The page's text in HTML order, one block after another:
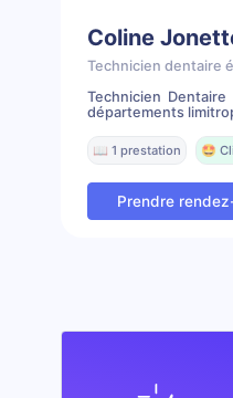
Coline
Technicien dentaire
Technicien
départements
📖 1 prestation 🤩
Prendre